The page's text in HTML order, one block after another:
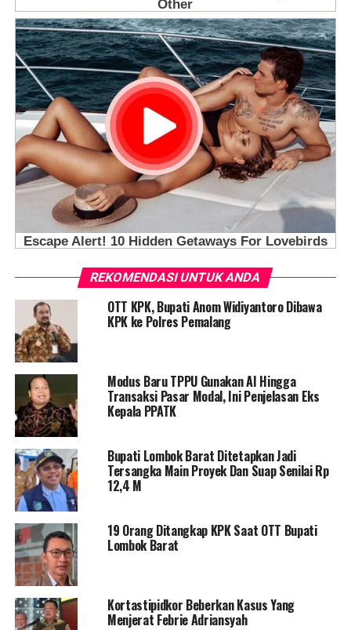
REKOMENDASI UNTUK ANDA
OTT KPK, Bupati Anom Widiyantoro Dibawa
KPK ke Polres Pemalang
Modus Baru TPPU Gunakan AI Hingga
Transaksi Pasar Modal, Ini Penjelasan Eks
Kepala PPATK
Bupati Lombok Barat Ditetapkan Jadi
Tersangka Main Proyek Dan Suap Senilai Rp
12,4 M
19 Orang Ditangkap KPK Saat OTT Bupati
Lombok Barat
Kortastipidkor Beberkan Kasus Yang
Menjerat Febrie Adriansyah